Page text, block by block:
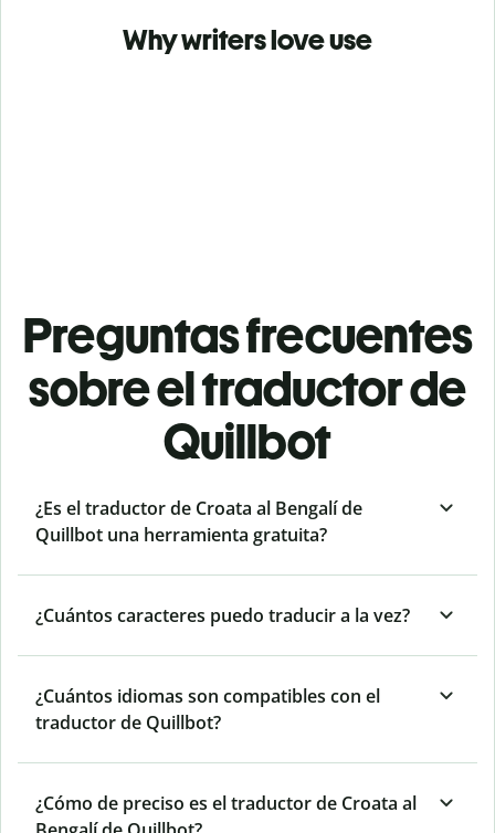
Why writers love use
Preguntas frecuentes
sobre el traductor de
Quillbot
¿Es el traductor de Croata al Bengalí de
Quillbot una herramienta gratuita?
¿Cuántos caracteres puedo traducir a la vez?
¿Cuántos idiomas son compatibles con el
traductor de Quillbot?
¿Cómo de preciso es el traductor de Croata al